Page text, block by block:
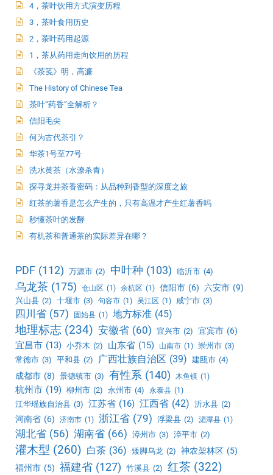
4，茶叶饮用方式演变历程
3，茶叶食用历史
2，茶叶药用起源
1，茶从药用走向饮用的历程
《茶笺》明，高濂
The History of Chinese Tea
茶叶“药香”全解析？
信阳毛尖
何为古代茶引？
华茶1号至77号
洗水黄茶（水潦杀青）
探寻龙井茶香密码：从品种到香型的深度之旅
红茶的薯香是怎么产生的，只有高温才产生红薯香吗
秒懂茶叶的发酵
有机茶和普通茶的实际差异在哪？
PDF (112) 万源市 (2) 中叶种 (103) 临沂市 (4)
乌龙茶 (175) 仓山区 (1) 余杭区 (1) 信阳市 (6) 六安市 (9)
兴山县 (2) 十堰市 (3) 句容市 (1) 吴江区 (1) 咸宁市 (3)
四川省 (57) 固始县 (1) 地方标准 (45)
地理标志 (234) 安徽省 (60) 宜兴市 (2) 宜宾市 (6)
宜昌市 (13) 小乔木 (2) 山东省 (15) 山南市 (1) 崇州市 (3)
常德市 (3) 平和县 (2) 广西壮族自治区 (39) 建瓯市 (4)
成都市 (8) 景德镇市 (3) 有性系 (140) 木鱼镇 (1)
杭州市 (19) 柳州市 (2) 永州市 (4) 永泰县 (1)
江华瑶族自治县 (3) 江苏省 (16) 江西省 (42) 沂水县 (2)
河南省 (6) 济南市 (1) 浙江省 (79) 浮梁县 (2) 湄潭县 (1)
湖北省 (56) 湖南省 (66) 漳州市 (3) 漳平市 (2)
灌木型 (260) 白茶 (36) 矮脚乌龙 (2) 神农架林区 (5)
福州市 (5) 福建省 (127) 竹溪县 (2) 红茶 (322)